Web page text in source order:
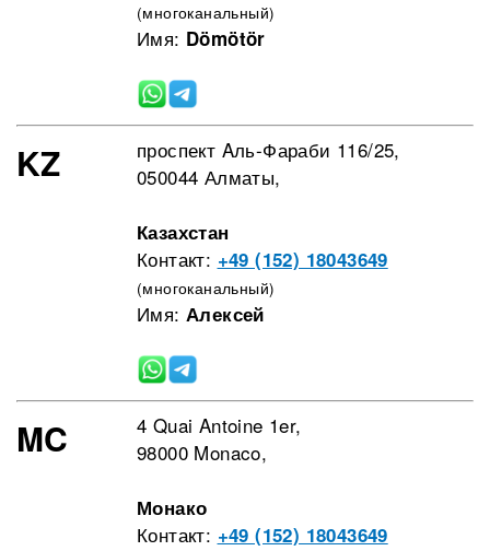
(многоканальный)
Имя: Dömötör
KZ
проспект Aль-Фараби 116/25,
050044 Алматы,
Казахстан
Контакт: +49 (152) 18043649
(многоканальный)
Имя: Алексей
MC
4 Quai Antoine 1er,
98000 Monaco,
Монако
Контакт: +49 (152) 18043649